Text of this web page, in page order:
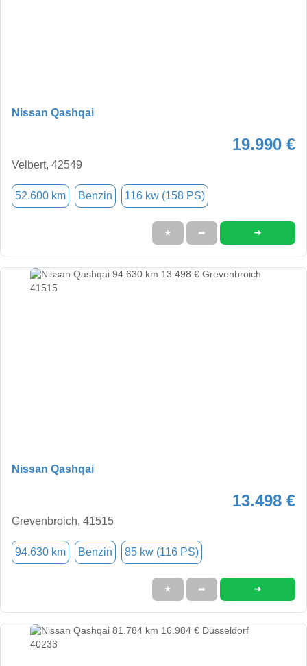
Nissan Qashqai
19.990 €
Velbert, 42549
52.600 km Benzin 116 kw (158 PS)
★ ➦ ➜
Nissan Qashqai
13.498 €
Grevenbroich, 41515
94.630 km Benzin 85 kw (116 PS)
★ ➦ ➜